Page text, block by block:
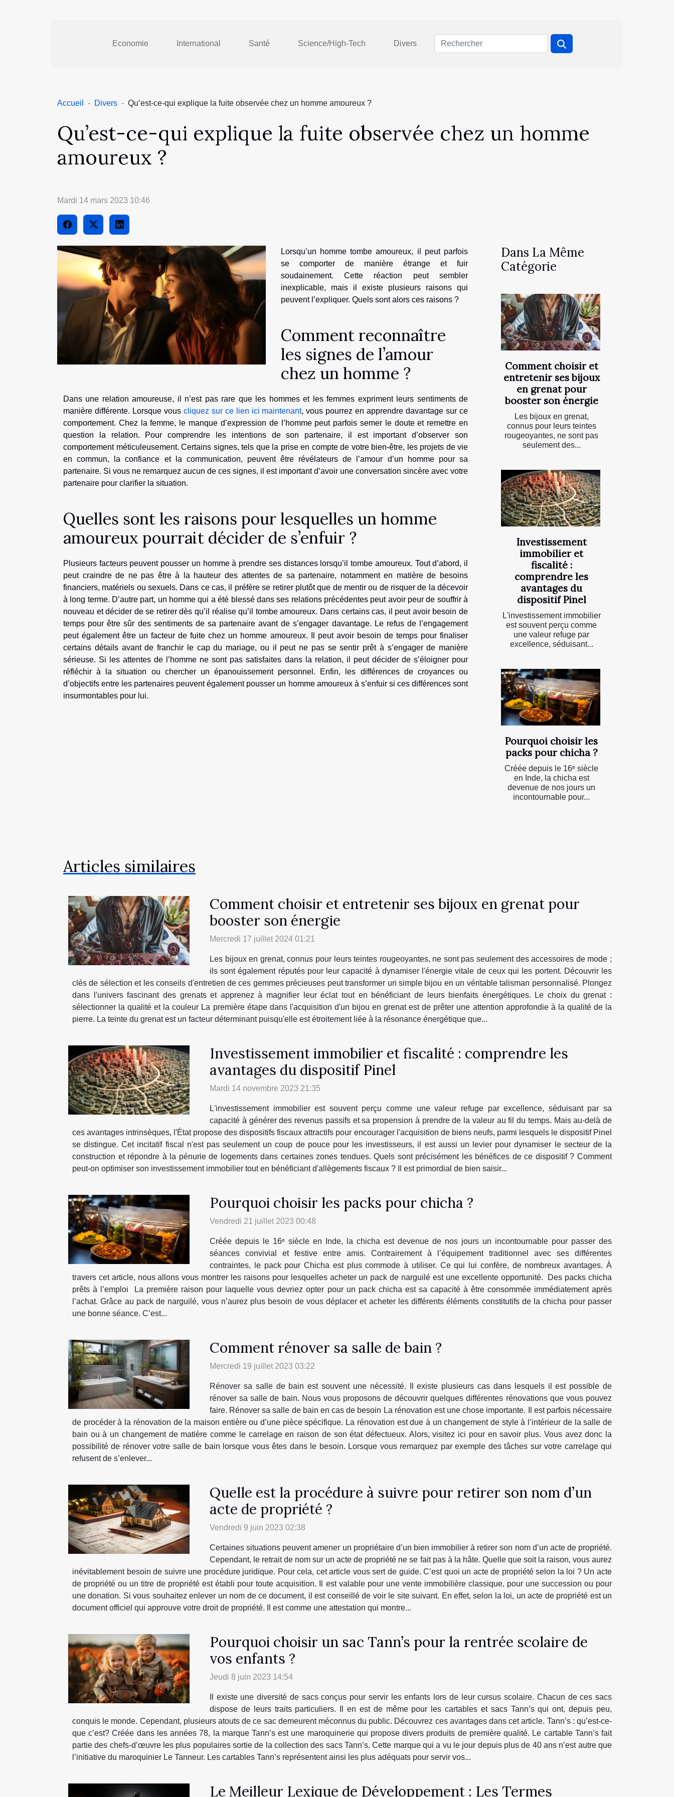
Economie International Santé Science/High-Tech Divers
Accueil Divers Qu’est-ce-qui explique la fuite observée chez un homme amoureux ?
Qu’est-ce-qui explique la fuite observée chez un homme
amoureux ?
Mardi 14 mars 2023 10:46
Lorsqu’un homme tombe amoureux, il peut parfois
se comporter de manière étrange et fuir
soudainement. Cette réaction peut sembler
inexplicable, mais il existe plusieurs raisons qui
peuvent l’expliquer. Quels sont alors ces raisons ?
Comment reconnaître
les signes de l’amour
chez un homme ?
Dans une relation amoureuse, il n’est pas rare que les hommes et les femmes expriment leurs sentiments de
manière différente. Lorsque vous cliquez sur ce lien ici maintenant, vous pourrez en apprendre davantage sur ce
comportement. Chez la femme, le manque d’expression de l’homme peut parfois semer le doute et remettre en
question la relation. Pour comprendre les intentions de son partenaire, il est important d’observer son
comportement méticuleusement. Certains signes, tels que la prise en compte de votre bien-être, les projets de vie
en commun, la confiance et la communication, peuvent être révélateurs de l’amour d’un homme pour sa
partenaire. Si vous ne remarquez aucun de ces signes, il est important d’avoir une conversation sincère avec votre
partenaire pour clarifier la situation.
Quelles sont les raisons pour lesquelles un homme
amoureux pourrait décider de s’enfuir ?
Plusieurs facteurs peuvent pousser un homme à prendre ses distances lorsqu’il tombe amoureux. Tout d’abord, il
peut craindre de ne pas être à la hauteur des attentes de sa partenaire, notamment en matière de besoins
financiers, matériels ou sexuels. Dans ce cas, il préfère se retirer plutôt que de mentir ou de risquer de la décevoir
à long terme. D’autre part, un homme qui a été blessé dans ses relations précédentes peut avoir peur de souffrir à
nouveau et décider de se retirer dès qu’il réalise qu’il tombe amoureux. Dans certains cas, il peut avoir besoin de
temps pour être sûr des sentiments de sa partenaire avant de s’engager davantage. Le refus de l’engagement
peut également être un facteur de fuite chez un homme amoureux. Il peut avoir besoin de temps pour finaliser
certains détails avant de franchir le cap du mariage, ou il peut ne pas se sentir prêt à s’engager de manière
sérieuse. Si les attentes de l’homme ne sont pas satisfaites dans la relation, il peut décider de s’éloigner pour
réfléchir à la situation ou chercher un épanouissement personnel. Enfin, les différences de croyances ou
d’objectifs entre les partenaires peuvent également pousser un homme amoureux à s’enfuir si ces différences sont
insurmontables pour lui.
Dans La Même
Catégorie
Comment choisir et
entretenir ses bijoux
en grenat pour
booster son énergie
Les bijoux en grenat,
connus pour leurs teintes
rougeoyantes, ne sont pas
seulement des...
Investissement
immobilier et
fiscalité :
comprendre les
avantages du
dispositif Pinel
L'investissement immobilier
est souvent perçu comme
une valeur refuge par
excellence, séduisant...
Pourquoi choisir les
packs pour chicha ?
Créée depuis le 16ᵉ siècle
en Inde, la chicha est
devenue de nos jours un
incontournable pour...
Articles similaires
Comment choisir et entretenir ses bijoux en grenat pour
booster son énergie
Mercredi 17 juillet 2024 01:21
Les bijoux en grenat, connus pour leurs teintes rougeoyantes, ne sont pas seulement des accessoires de mode ;
ils sont également réputés pour leur capacité à dynamiser l'énergie vitale de ceux qui les portent. Découvrir les
clés de sélection et les conseils d'entretien de ces gemmes précieuses peut transformer un simple bijou en un véritable talisman personnalisé. Plongez
dans l'univers fascinant des grenats et apprenez à magnifier leur éclat tout en bénéficiant de leurs bienfaits énergétiques. Le choix du grenat :
sélectionner la qualité et la couleur La première étape dans l'acquisition d'un bijou en grenat est de prêter une attention approfondie à la qualité de la
pierre. La teinte du grenat est un facteur déterminant puisqu'elle est étroitement liée à la résonance énergétique que...
Investissement immobilier et fiscalité : comprendre les
avantages du dispositif Pinel
Mardi 14 novembre 2023 21:35
L'investissement immobilier est souvent perçu comme une valeur refuge par excellence, séduisant par sa
capacité à générer des revenus passifs et sa propension à prendre de la valeur au fil du temps. Mais au-delà de
ces avantages intrinsèques, l'État propose des dispositifs fiscaux attractifs pour encourager l'acquisition de biens neufs, parmi lesquels le dispositif Pinel
se distingue. Cet incitatif fiscal n'est pas seulement un coup de pouce pour les investisseurs, il est aussi un levier pour dynamiser le secteur de la
construction et répondre à la pénurie de logements dans certaines zones tendues. Quels sont précisément les bénéfices de ce dispositif ? Comment
peut-on optimiser son investissement immobilier tout en bénéficiant d'allègements fiscaux ? Il est primordial de bien saisir...
Pourquoi choisir les packs pour chicha ?
Vendredi 21 juillet 2023 00:48
Créée depuis le 16ᵉ siècle en Inde, la chicha est devenue de nos jours un incontournable pour passer des
séances convivial et festive entre amis. Contrairement à l’équipement traditionnel avec ses différentes
contraintes, le pack pour Chicha est plus commode à utiliser. Ce qui lui confère, de nombreux avantages. À
travers cet article, nous allons vous montrer les raisons pour lesquelles acheter un pack de narguilé est une excellente opportunité. Des packs chicha
prêts à l’emploi La première raison pour laquelle vous devriez opter pour un pack chicha est sa capacité à être consommée immédiatement après
l’achat. Grâce au pack de narguilé, vous n’aurez plus besoin de vous déplacer et acheter les différents éléments constitutifs de la chicha pour passer
une bonne séance. C’est...
Comment rénover sa salle de bain ?
Mercredi 19 juillet 2023 03:22
Rénover sa salle de bain est souvent une nécessité. Il existe plusieurs cas dans lesquels il est possible de
rénover sa salle de bain. Nous vous proposons de découvrir quelques différentes rénovations que vous pouvez
faire. Rénover sa salle de bain en cas de besoin La rénovation est une chose importante. Il est parfois nécessaire
de procéder à la rénovation de la maison entière ou d’une pièce spécifique. La rénovation est due à un changement de style à l’intérieur de la salle de
bain ou à un changement de matière comme le carrelage en raison de son état défectueux. Alors, visitez ici pour en savoir plus. Vous avez donc la
possibilité de rénover votre salle de bain lorsque vous êtes dans le besoin. Lorsque vous remarquez par exemple des tâches sur votre carrelage qui
refusent de s’enlever...
Quelle est la procédure à suivre pour retirer son nom d’un
acte de propriété ?
Vendredi 9 juin 2023 02:38
Certaines situations peuvent amener un propriétaire d’un bien immobilier à retirer son nom d’un acte de propriété.
Cependant, le retrait de nom sur un acte de propriété ne se fait pas à la hâte. Quelle que soit la raison, vous aurez
inévitablement besoin de suivre une procédure juridique. Pour cela, cet article vous sert de guide. C’est quoi un acte de propriété selon la loi ? Un acte
de propriété ou un titre de propriété est établi pour toute acquisition. Il est valable pour une vente immobilière classique, pour une succession ou pour
une donation. Si vous souhaitez enlever un nom de ce document, il est conseillé de voir le site suivant. En effet, selon la loi, un acte de propriété est un
document officiel qui approuve votre droit de propriété. Il est comme une attestation qui montre...
Pourquoi choisir un sac Tann’s pour la rentrée scolaire de
vos enfants ?
Jeudi 8 juin 2023 14:54
Il existe une diversité de sacs conçus pour servir les enfants lors de leur cursus scolaire. Chacun de ces sacs
dispose de leurs traits particuliers. Il en est de même pour les cartables et sacs Tann’s qui ont, depuis peu,
conquis le monde. Cependant, plusieurs atouts de ce sac demeurent méconnus du public. Découvrez ces avantages dans cet article. Tann’s : qu’est-ce-
que c’est? Créée dans les années 78, la marque Tann’s est une maroquinerie qui propose divers produits de première qualité. Le cartable Tann’s fait
partie des chefs-d’œuvre les plus populaires sortie de la collection des sacs Tann’s. Cette marque qui a vu le jour depuis plus de 40 ans n’est autre que
l’initiative du maroquinier Le Tanneur. Les cartables Tann’s représentent ainsi les plus adéquats pour servir vos...
Le Meilleur Lexique de Développement : Les Termes